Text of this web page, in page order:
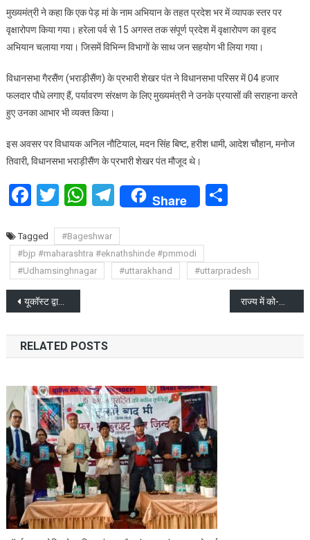
अपनी
माँ
के
पर
लगाया
मुख्यमंत्री ने कहा कि एक पेड़ मां के नाम अभियान के तहत प्रदेश भर में व्यापक स्तर पर
वृक्षारोपण किया गया। हरेला पर्व से 15 अगस्त तक संपूर्ण प्रदेश में वृक्षारोपण का वृहद
अभियान चलाया गया। जिसमें विभिन्न विभागों के साथ जन सहयोग भी लिया गया।
विधानसभा गैरसैंण (भराड़ीसैंण) के प्रभारी शेखर पंत ने विधानसभा परिसर में 04 हजार
फलदार पौधे लगाए हैं, पर्यावरण संरक्षण के लिए मुख्यमंत्री ने उनके प्रयासों की सराहना करते
हुए उनका आभार भी व्यक्त किया।
इस अवसर पर विधायक अनिल नौटियाल, मदन सिंह बिष्ट, हरीश धामी, आदेश चौहान, मनोज
तिवारी, विधानसभा भराड़ीसैंण के प्रभारी शेखर पंत मौजूद थे।
Facebook
Twitter
WhatsApp
Telegram
Share Share
Tagged
#Bageshwar
#bjp #maharashtra #eknathshinde #pmmodi
#Udhamsinghnagar
#uttarakhand #uttarpradesh
Post
navigation
यूकॉस्ट द्वारा “राष्ट्रीय अंतरिक्ष दिवस” मनाया गया
RELATED POSTS